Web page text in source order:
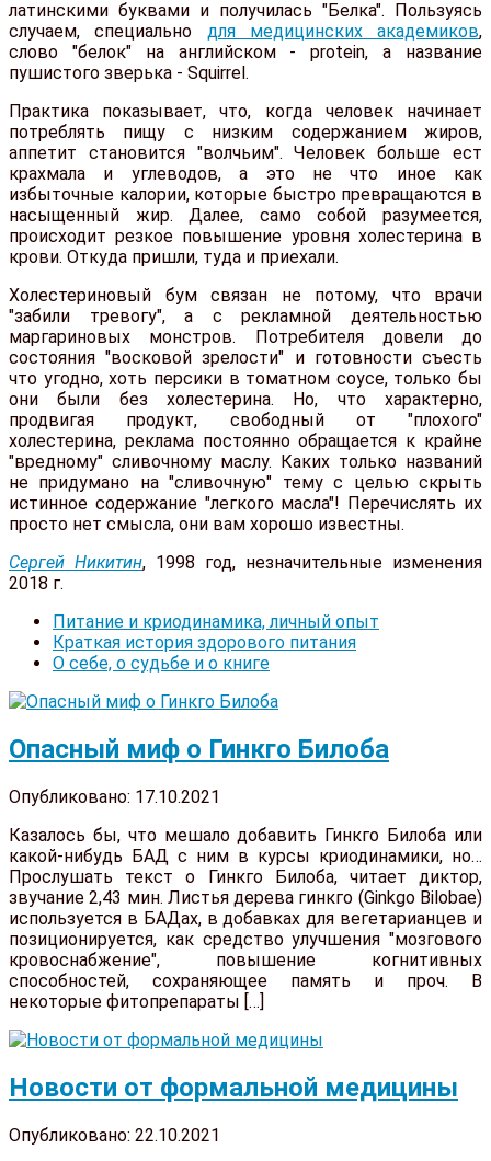
латинскими буквами и получилась "Белка". Пользуясь
случаем, специально для медицинских академиков,
слово "белок" на английском - protein, а название
пушистого зверька - Squirrel.
Практика показывает, что, когда человек начинает
потреблять пищу с низким содержанием жиров,
аппетит становится "волчьим". Человек больше ест
крахмала и углеводов, а это не что иное как
избыточные калории, которые быстро превращаются в
насыщенный жир. Далее, само собой разумеется,
происходит резкое повышение уровня холестерина в
крови. Откуда пришли, туда и приехали.
Холестериновый бум связан не потому, что врачи
"забили тревогу", а с рекламной деятельностью
маргариновых монстров. Потребителя довели до
состояния "восковой зрелости" и готовности съесть
что угодно, хоть персики в томатном соусе, только бы
они были без холестерина. Но, что характерно,
продвигая продукт, свободный от "плохого"
холестерина, реклама постоянно обращается к крайне
"вредному" сливочному маслу. Каких только названий
не придумано на "сливочную" тему с целью скрыть
истинное содержание "легкого масла"! Перечислять их
просто нет смысла, они вам хорошо известны.
Сергей Никитин, 1998 год, незначительные изменения
2018 г.
Питание и криодинамика, личный опыт
Краткая история здорового питания
О себе, о судьбе и о книге
Опасный миф о Гинкго Билоба
Опубликовано: 17.10.2021
Казалось бы, что мешало добавить Гинкго Билоба или
какой-нибудь БАД с ним в курсы криодинамики, но…
Прослушать текст о Гинкго Билоба, читает диктор,
звучание 2,43 мин. Листья дерева гинкго (Ginkgo Bilobae)
используется в БАДах, в добавках для вегетарианцев и
позиционируется, как средство улучшения "мозгового
кровоснабжение", повышение когнитивных
способностей, сохраняющее память и проч. В
некоторые фитопрепараты […]
Новости от формальной медицины
Опубликовано: 22.10.2021